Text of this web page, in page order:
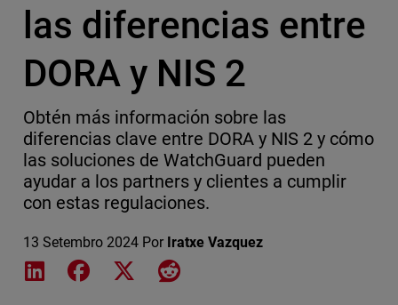
las diferencias entre
DORA y NIS 2
Obtén más información sobre las
diferencias clave entre DORA y NIS 2 y cómo
las soluciones de WatchGuard pueden
ayudar a los partners y clientes a cumplir
con estas regulaciones.
13 Setembro 2024 Por Iratxe Vazquez
Share on LinkedIn
Share on Facebook
Share on XShare on Reddit